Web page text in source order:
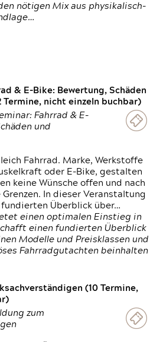
nötigen Mix aus physikalisch-
& E-Bike: Bewertung, Schäden
Termine, nicht einzeln buchbar)
Fahrrad & E-
und
Fahrrad. Marke, Werkstoffe
oder E-Bike, gestalten
keine Wünsche offen und nach
In dieser Veranstaltung
Überblick über…
einen optimalen Einstieg in
einen fundierten Überblick
Modelle und Preisklassen und
Fahrradgutachten beinhalten
(10 Termine,
zum